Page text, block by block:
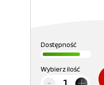
Dostępność
Wybierz ilość